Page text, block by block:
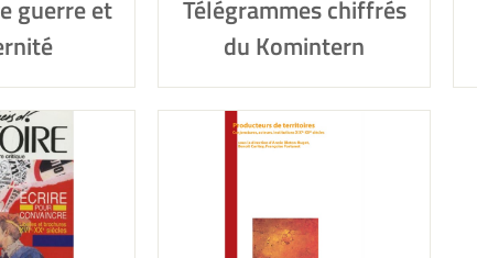
guerre et
Télégrammes chiffrés
du Komintern